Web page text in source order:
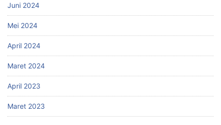
Juni 2024
Mei 2024
April 2024
Maret 2024
April 2023
Maret 2023